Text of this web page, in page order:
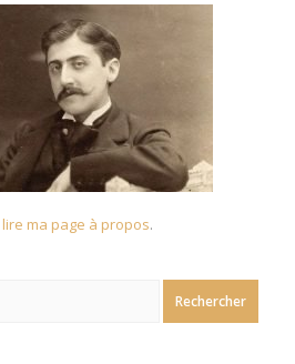
lire ma page à propos.